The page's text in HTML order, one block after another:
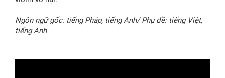
Ngôn ngữ gốc: tiếng Pháp, tiếng Anh/ Phụ đề: tiếng Việt,
tiếng Anh